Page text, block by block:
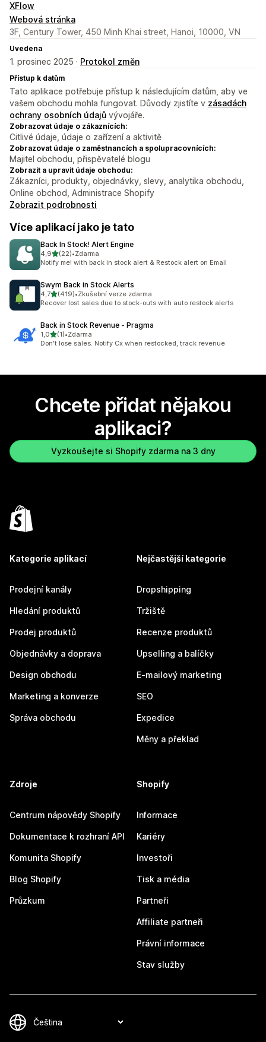
XFlow
Webová stránka
3F, Century Tower, 450 Minh Khai street, Hanoi, 10000, VN
Uvedena
1. prosinec 2025 · Protokol změn
Přístup k datům
Tato aplikace potřebuje přístup k následujícím datům, aby ve
vašem obchodu mohla fungovat. Důvody zjistíte v zásadách
ochrany osobních údajů vývojáře.
Zobrazovat údaje o zákaznících:
Citlivé údaje, údaje o zařízení a aktivitě
Zobrazovat údaje o zaměstnancích a spolupracovnících:
Majitel obchodu, přispěvatelé blogu
Zobrazit a upravit údaje obchodu:
Zákazníci, produkty, objednávky, slevy, analytika obchodu,
Online obchod, Administrace Shopify
Zobrazit podrobnosti
Více aplikací jako je tato
Back In Stock! Alert Engine
4,9z 5 hvězd
(22)
Celkový počet recenzí: 22
•Zdarma
Notify me! with back in stock alert & Restock alert on Email
Swym Back in Stock Alerts
4,7z 5 hvězd
(419)
Celkový počet recenzí: 419
•Zkušební verze zdarma
Recover lost sales due to stock-outs with auto restock alerts
Back in Stock Revenue ‑ Pragma
1,0z 5 hvězd
(1)
Celkový počet recenzí: 1
•Zdarma
Don't lose sales. Notify Cx when restocked, track revenue
Chcete přidat nějakou
aplikaci?
Vyzkoušejte si Shopify zdarma na 3 dny
Kategorie aplikací
Prodejní kanály
Hledání produktů
Prodej produktů
Objednávky a doprava
Design obchodu
Marketing a konverze
Správa obchodu
Nejčastější kategorie
Dropshipping
Tržiště
Recenze produktů
Upselling a balíčky
E-mailový marketing
SEO
Expedice
Měny a překlad
Zdroje
Centrum nápovědy Shopify
Dokumentace k rozhraní API
Komunita Shopify
Blog Shopify
Průzkum
Shopify
Informace
Kariéry
Investoři
Tisk a média
Partneři
Affiliate partneři
Právní informace
Stav služby